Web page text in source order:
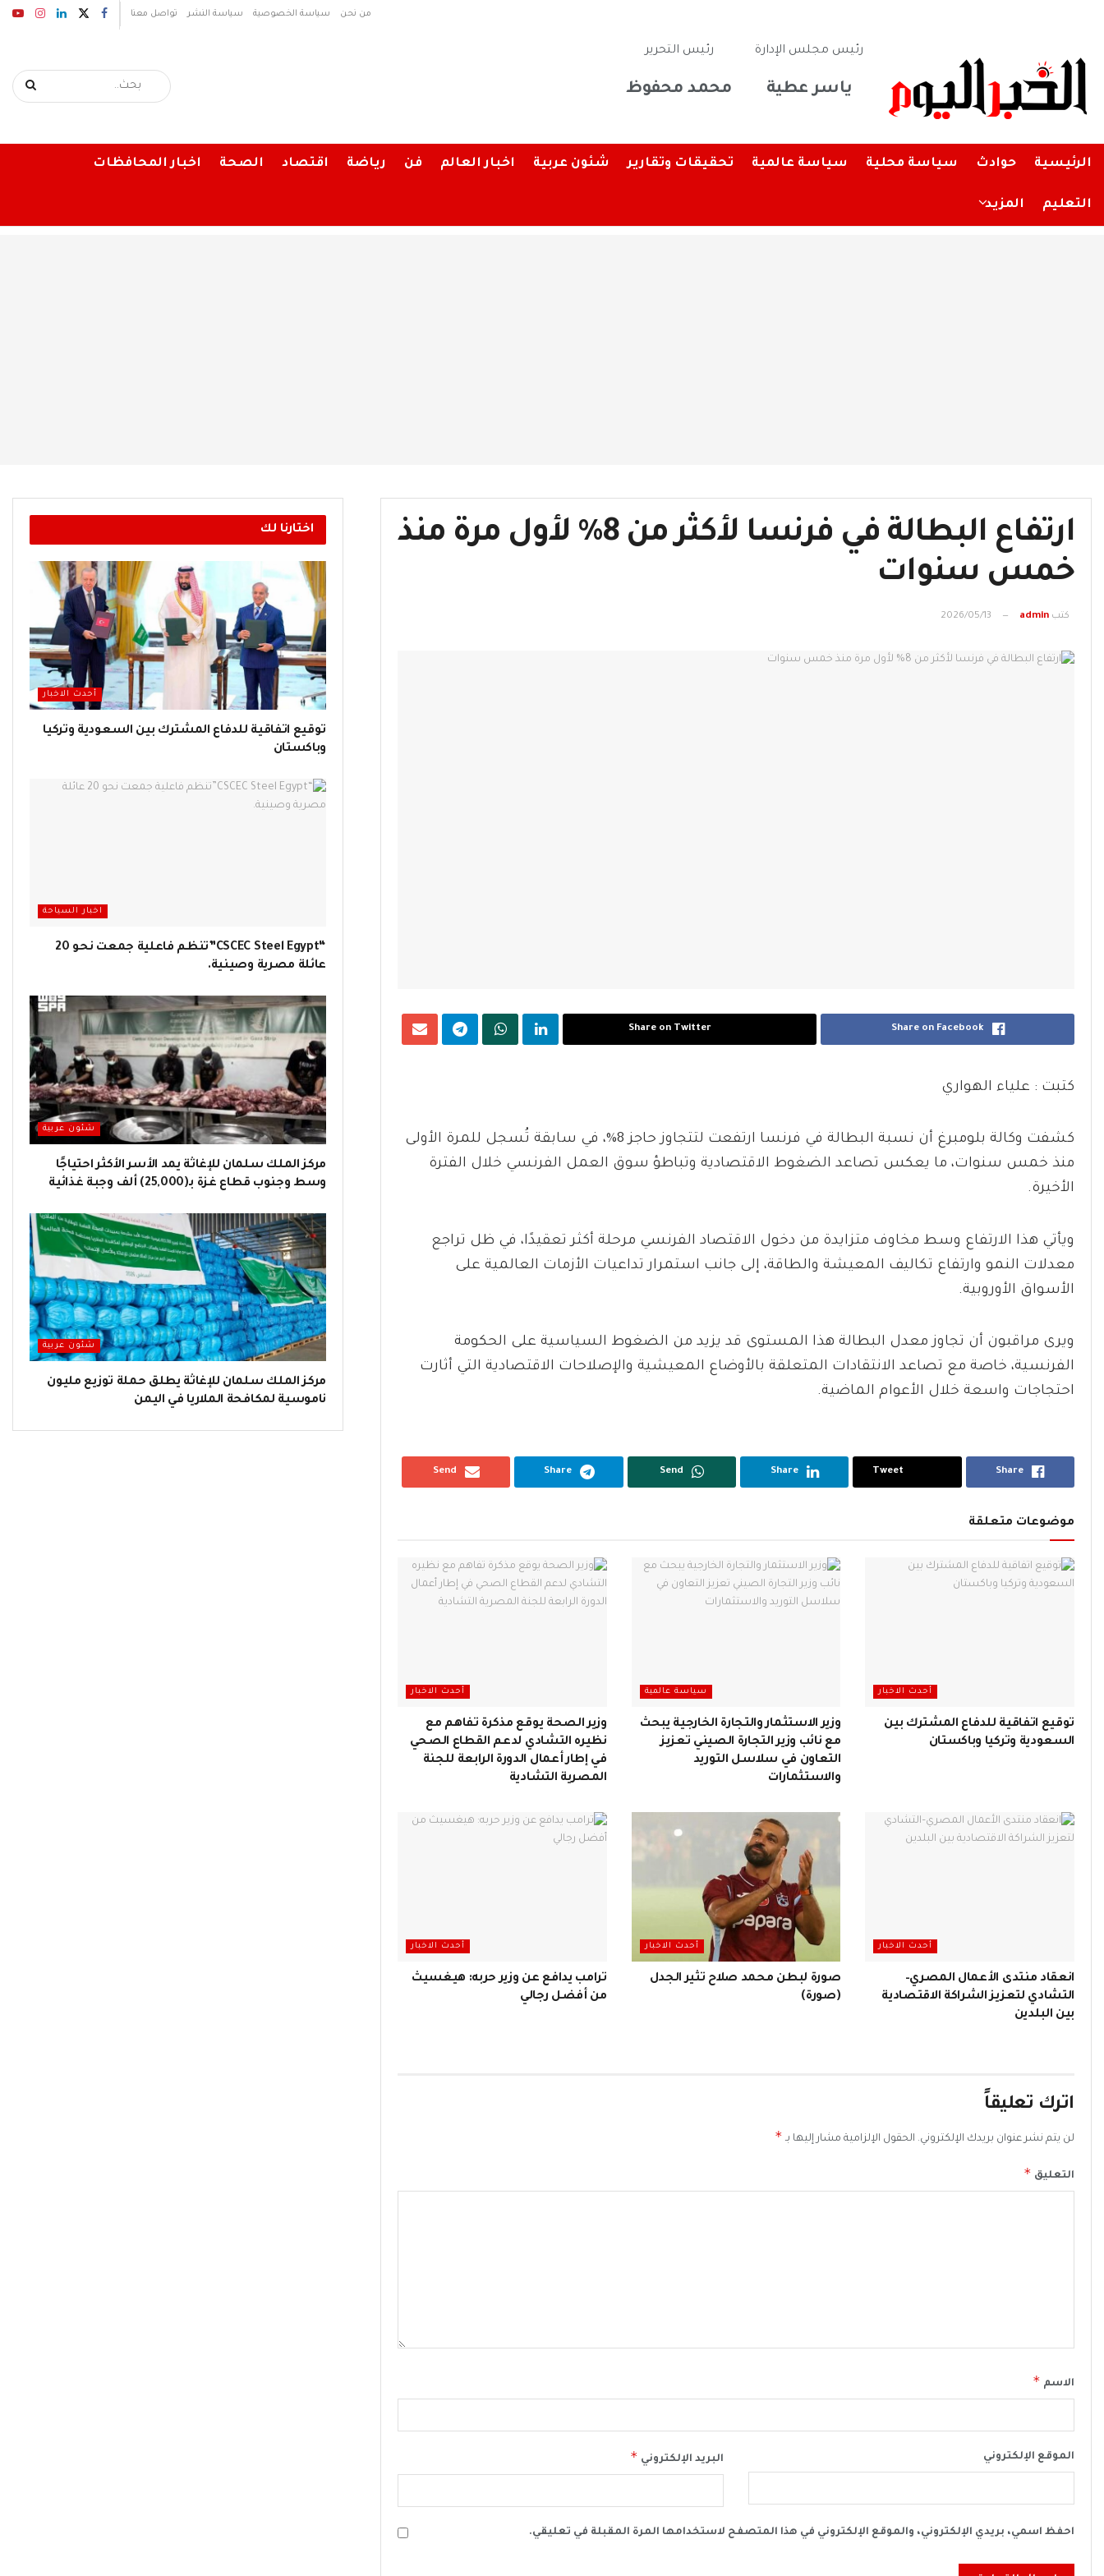
من نحن سياسة الخصوصية سياسة النشر تواصل معنا
رئيس مجلس الإدارة
ياسر عطية
رئيس التحرير
محمد محفوظ
الرئيسية حوادث سياسة محلية سياسة عالمية تحقيقات وتقارير شئون عربية اخبار العالم فن رياضة اقتصاد الصحة اخبار المحافظات
التعليم المزيد
ارتفاع البطالة في فرنسا لأكثر من 8% لأول مرة منذ
خمس سنوات
كتب admin
2026/05/13
Share on Facebook
Share on Twitter
كتبت : علياء الهواري
كشفت وكالة بلومبرغ أن نسبة البطالة في فرنسا ارتفعت لتتجاوز حاجز 8%، في سابقة تُسجل للمرة الأولى
منذ خمس سنوات، ما يعكس تصاعد الضغوط الاقتصادية وتباطؤ سوق العمل الفرنسي خلال الفترة
الأخيرة.
ويأتي هذا الارتفاع وسط مخاوف متزايدة من دخول الاقتصاد الفرنسي مرحلة أكثر تعقيدًا، في ظل تراجع
معدلات النمو وارتفاع تكاليف المعيشة والطاقة، إلى جانب استمرار تداعيات الأزمات العالمية على
الأسواق الأوروبية.
ويرى مراقبون أن تجاوز معدل البطالة هذا المستوى قد يزيد من الضغوط السياسية على الحكومة
الفرنسية، خاصة مع تصاعد الانتقادات المتعلقة بالأوضاع المعيشية والإصلاحات الاقتصادية التي أثارت
احتجاجات واسعة خلال الأعوام الماضية.
Share
Tweet
Share
Send
Share
Send
موضوعات متعلقة
أحدث الاخبار
توقيع اتفاقية للدفاع المشترك بين
السعودية وتركيا وباكستان
سياسة عالمية
وزير الاستثمار والتجارة الخارجية يبحث
مع نائب وزير التجارة الصيني تعزيز
التعاون في سلاسل التوريد
والاستثمارات
أحدث الاخبار
وزير الصحة يوقع مذكرة تفاهم مع
نظيره التشادي لدعم القطاع الصحي
في إطار أعمال الدورة الرابعة للجنة
المصرية التشادية
أحدث الاخبار
انعقاد منتدى الأعمال المصري–
التشادي لتعزيز الشراكة الاقتصادية
بين البلدين
أحدث الاخبار
صورة لبطن محمد صلاح تثير الجدل
(صورة)
أحدث الاخبار
ترامب يدافع عن وزير حربه: هيغسيث
من أفضل رجالي
اترك تعليقاً
لن يتم نشر عنوان بريدك الإلكتروني. الحقول الإلزامية مشار إليها بـ *
التعليق *
الاسم *
البريد الإلكتروني * الموقع الإلكتروني
احفظ اسمي، بريدي الإلكتروني، والموقع الإلكتروني في هذا المتصفح لاستخدامها المرة المقبلة في تعليقي.
اختارنا لك
أحدث الاخبار
توقيع اتفاقية للدفاع المشترك بين السعودية وتركيا
وباكستان
اخبار السياحة
“CSCEC Steel Egypt”تنظم فاعلية جمعت نحو 20
عائلة مصرية وصينية.
شئون عربية
مركز الملك سلمان للإغاثة يمد الأسر الأكثر احتياجًا
وسط وجنوب قطاع غزة بـ(25,000) ألف وجبة غذائية
شئون عربية
مركز الملك سلمان للإغاثة يطلق حملة توزيع مليون
ناموسية لمكافحة الملاريا في اليمن